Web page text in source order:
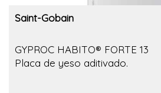
Saint-Gobain
GYPROC HABITO® FORTE 13
Placa de yeso aditivado.